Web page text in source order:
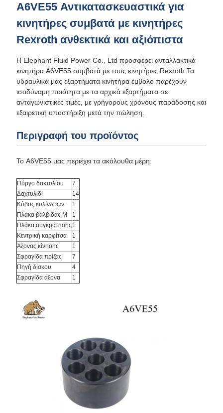
A6VE55 Αντικατασκευαστικά για
κινητήρες συμβατά με κινητήρες
Rexroth ανθεκτικά και αξιόπιστα
Η Elephant Fluid Power Co., Ltd προσφέρει ανταλλακτικά
κινητήρα A6VE55 συμβατά με τους κινητήρες Rexroth.Τα
υδραυλικά μας εξαρτήματα κινητήρα έμβολο παρέχουν
ισοδύναμη ποιότητα με τα αρχικά εξαρτήματα σε
ανταγωνιστικές τιμές, με γρήγορους χρόνους παράδοσης και
εξαιρετική υποστήριξη μετά την πώληση.
Περιγραφή του προϊόντος
Το A6VE55 μας περιέχει τα ακόλουθα μέρη:
Πύργο δακτυλίου
7
Δαχτυλίδι
14
Κύβος κυλίνδρων
1
Πλάκα βαλβίδας M
1
Πλάκα συγκράτησης 1
Κεντρική καρφίτσα
1
Άξονας κίνησης
1
Σφραγίδα πρίζας
7
Πηγή δίσκου
4
Σφραγίδα άξονα
1